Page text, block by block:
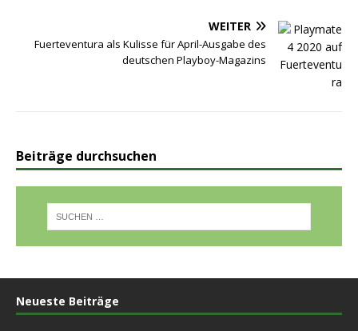
WEITER
Fuerteventura als Kulisse für April-Ausgabe des
deutschen Playboy-Magazins
Beiträge durchsuchen
Neueste Beiträge